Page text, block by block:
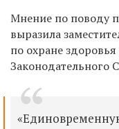
Мнение по поводу
выразила
по охране
Законодательного